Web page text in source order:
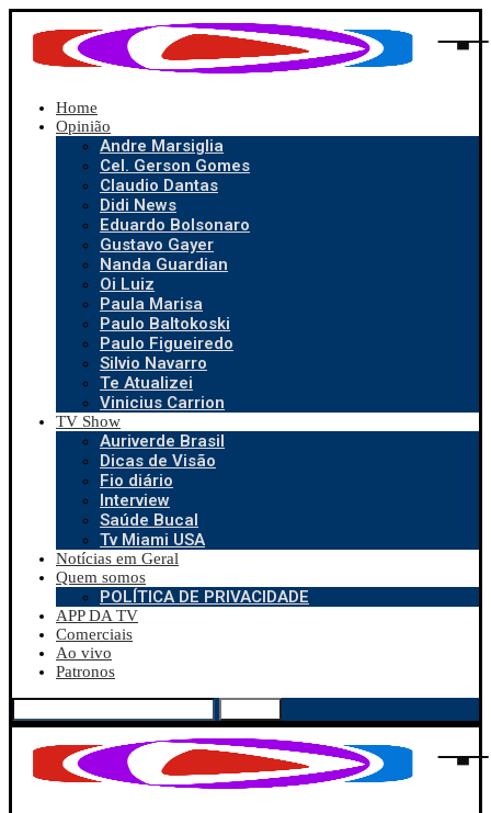
Home
Opinião
Andre Marsiglia
Cel. Gerson Gomes
Claudio Dantas
Didi News
Eduardo Bolsonaro
Gustavo Gayer
Nanda Guardian
Oi Luiz
Paula Marisa
Paulo Baltokoski
Paulo Figueiredo
Silvio Navarro
Te Atualizei
Vinicius Carrion
TV Show
Auriverde Brasil
Dicas de Visão
Fio diário
Interview
Saúde Bucal
Tv Miami USA
Notícias em Geral
Quem somos
POLÍTICA DE PRIVACIDADE
APP DA TV
Comerciais
Ao vivo
Patronos